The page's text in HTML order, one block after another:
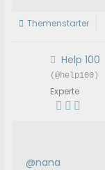
Themenstarter
Help 100
(@help100)
Experte
@nana